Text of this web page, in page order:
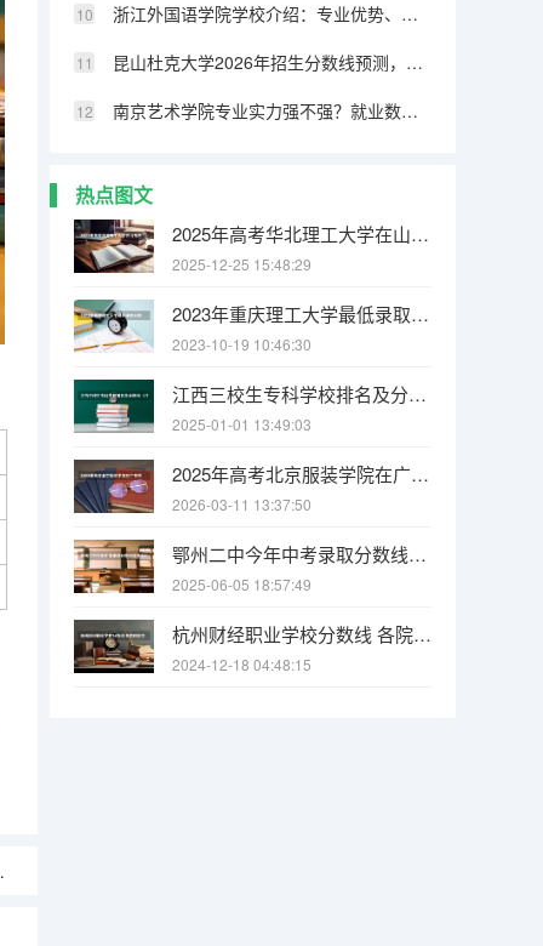
浙江外国语学院学校介绍：专业优势、校园环境与录取分数一览
昆山杜克大学2026年招生分数线预测，热门专业与就业方向解读
南京艺术学院专业实力强不强？就业数据与2026年报考分数参考
热点图文
2025年高考华北理工大学在山东艺术类投档分数线总汇（2026参考）
2025-12-25 15:48:29
2023年重庆理工大学最低录取分数 重庆往年录取分数是多少
2023-10-19 10:46:30
江西三校生专科学校排名及分数线（江西专科公办学校排名及分数线）
2025-01-01 13:49:03
2025年高考北京服装学院在广东艺术类投档分数线总汇（2026参考）
2026-03-11 13:37:50
鄂州二中今年中考录取分数线是多少?
2025-06-05 18:57:49
杭州财经职业学校分数线 各院校招生分数线
2024-12-18 04:48:15